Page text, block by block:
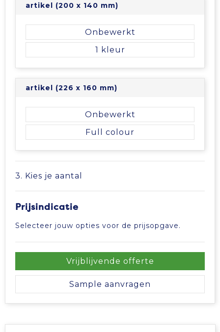
artikel (200 x 140 mm)
Onbewerkt
1
artikel (226 x 160 mm)
Onbewerkt
Full colour
3. Kies je aantal
Prijsindicatie
Selecteer jouw opties voor de prijsopgave.
Vrijblijvende offerte
Sample aanvragen